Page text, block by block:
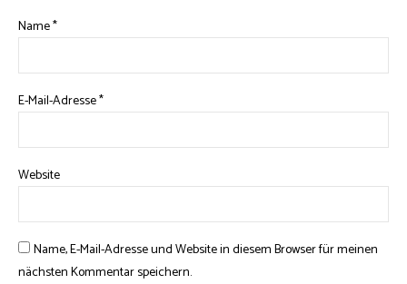
Name*
E-Mail-Adresse*
Website
Name, E-Mail-Adresse und Website in diesem Browser für meinen
nächsten Kommentar speichern.